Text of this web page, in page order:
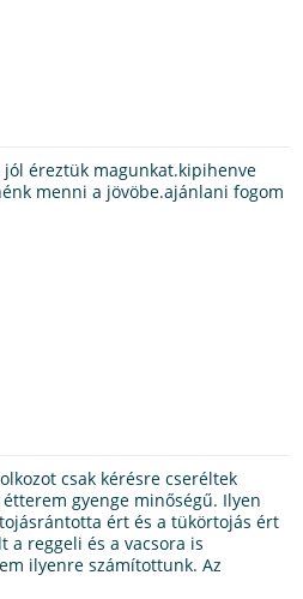
éreztük magunkat.kipihenve
menni a jövöbe.ajánlani fogom
csak kérésre cseréltek
gyenge minőségű. Ilyen
ért és a tükörtojás ért
a reggeli és a vacsora is
ilyenre számítottunk. Az